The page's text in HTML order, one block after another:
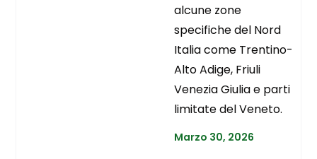
alcune zone
specifiche del Nord
Italia come Trentino-
Alto Adige, Friuli
Venezia Giulia e parti
limitate del Veneto.
Marzo 30, 2026